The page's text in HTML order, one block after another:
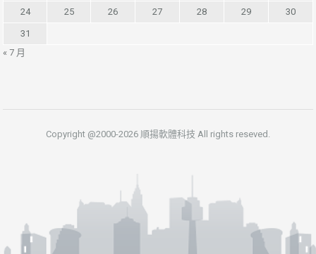
24 25 26 27 28 29 30
31
« 7 月
Copyright @2000-2026 順揚軟體科技 All rights reseved.